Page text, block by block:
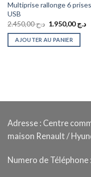
Multiprise rallonge 6
USB
د.ج2.450,00
Le
initial
était :
د.ج1.950,00
Le
AJOUTER AU PANIER
Adresse : Centre
maison Renault /
Numero de